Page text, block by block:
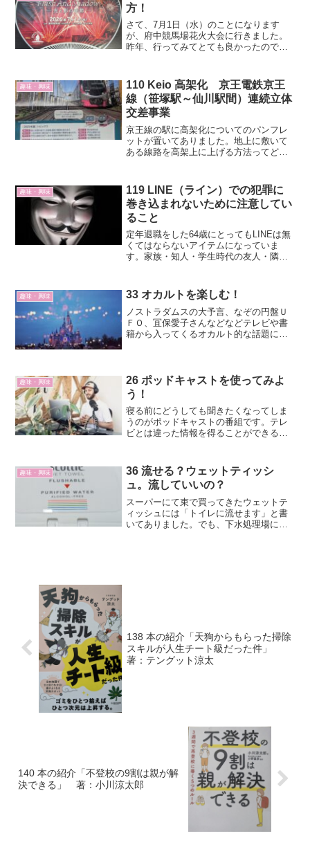
方！
さて、7月1日（水）のことになります
が、府中競馬場花火大会に行きました。
昨年、行ってみてとても良かったので連
火大会の特徴は、花火に合わせてガンガ
ンと音楽が流れることです。曲に合わせ
てタイミングよく打ち上げられるので、
好きなアーチストであれば花火とコンサ
ートの両方を楽しんだ感じにもなりま
す。
趣味・興味
110 Keio 高架化 京王電鉄京王
線（笹塚駅～仙川駅間）連続立体
交差事業
京王線の駅に高架化についてのパンフレ
ットが置いてありました。地上に敷いて
ある線路を高架上に上げる方法ってどう
趣味・興味
119 LINE（ライン）での犯罪に
巻き込まれないために注意してい
ること
定年退職をした64歳にとってもLINEは無
くてはならないアイテムになっていま
す。家族・知人・学生時代の友人・隣人
通話も使っています。これらが無料で使
用できるので重宝しています。
趣味・興味 33 オカルトを楽しむ！
ノストラダムスの大予言、なぞの円盤Ｕ
ＦＯ、冝保愛子さんなどなどテレビや書
籍から入ってくるオカルト的な話題にわ
ノストラダムスの大予言「1...
趣味・興味
26 ポッドキャストを使ってみよ
う！
寝る前にどうしても聞きたくなってしま
うのがポッドキャストの番組です。テレ
ビとは違った情報を得ることができるか
Amazonプライム会員（年会費5,900円）
の...
趣味・興味
36 流せる？ウェットティッシ
ュ。流していいの？
スーパーにて束で買ってきたウェットテ
ィッシュには「トイレに流せます」と書
いてありました。でも、下水処理場に負
138 本の紹介「天狗からもらった掃除
スキルが人生チート級だった件」
著：テングット涼太
140 本の紹介「不登校の9割は親が解
決できる」 著：小川涼太郎